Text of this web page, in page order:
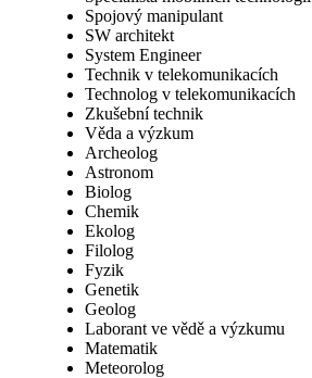
Spojový manipulant
SW architekt
System Engineer
Technik v telekomunikacích
Technolog v telekomunikacích
Zkušební technik
Věda a výzkum
Archeolog
Astronom
Biolog
Chemik
Ekolog
Filolog
Fyzik
Genetik
Geolog
Laborant ve vědě a výzkumu
Matematik
Meteorolog